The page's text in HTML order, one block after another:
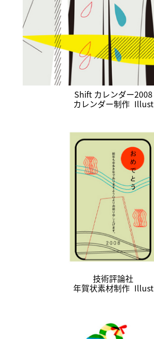
Shift カレンダー2008
カレンダー制作 Illust
技術評論社
年賀状素材制作 Illust